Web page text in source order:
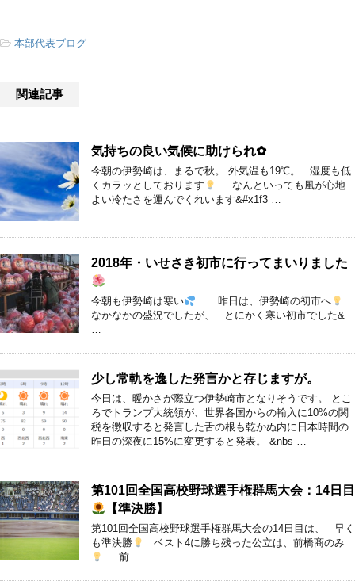
-本部代表ブログ
関連記事
気持ちの良い気候に助けられ✿
今朝の伊勢崎は、まるで秋。 外気温も19℃。 湿度も低
くカラッとしております
なんといっても風が心地
よい冷たさを運んでくれいます&#x1f3 …
2018年・いせさき初市に行ってまいりました
今朝も伊勢崎は寒い
昨日は、伊勢崎の初市へ
なかなかの盛況でしたが、 とにかく寒い初市でした&
…
少し常軌を逸した発言かと存じますが。
今日は、暖かさが際立つ伊勢崎市となりそうです。 とこ
ろでトランプ大統領が、世界各国からの輸入に10%の関
税を徴収すると発言した舌の根も乾かぬ内に日本時間の
昨日の深夜に15%に変更すると発表。 &nbs …
第101回全国高校野球選手権群馬大会：14日目
【準決勝】
第101回全国高校野球選手権群馬大会の14日目は、 早く
も準決勝
ベスト4に勝ち残った公立は、前橋商のみ
前 …